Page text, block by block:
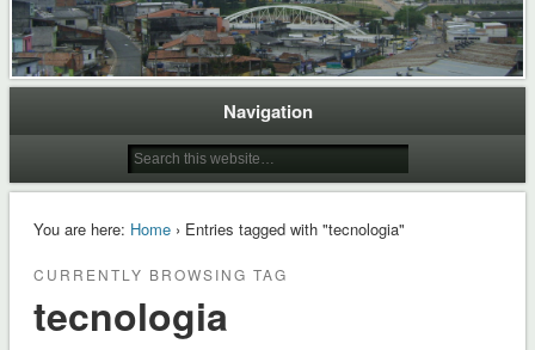
Navigation
You are here: Home› Entries tagged with "tecnologia"
CURRENTLY BROWSING TAG
tecnologia